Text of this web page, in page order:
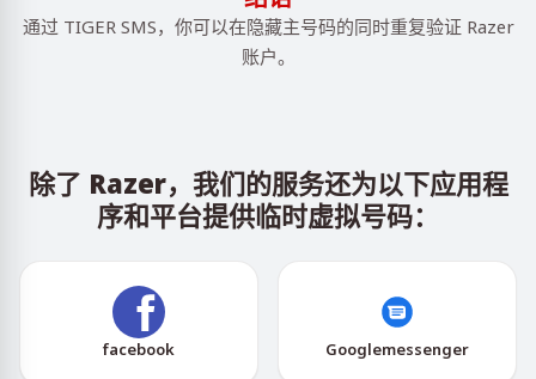
通过 TIGER SMS，你可以在隐藏主号码的同时重复验证 Razer
账户。
除了 Razer，我们的服务还为以下应用程
序和平台提供临时虚拟号码：
facebook Googlemessenger